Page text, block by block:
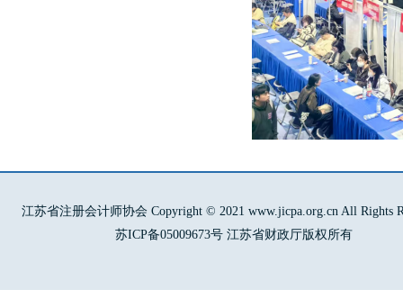
江苏省注册会计师协会 Copyright © 2021 www.jicpa.org.cn All Rights
苏ICP备05009673号 江苏省财政厅版权所有